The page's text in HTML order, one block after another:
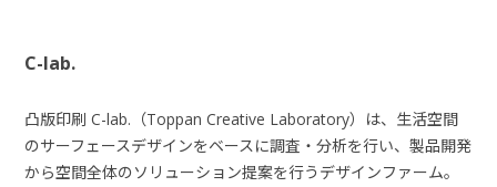
C-lab.
凸版印刷 C-lab.（Toppan Creative Laboratory）は、⽣活空間
のサーフェースデザインをベースに調査・分析を⾏い、製品開発
から空間全体のソリューション提案を⾏うデザインファーム。